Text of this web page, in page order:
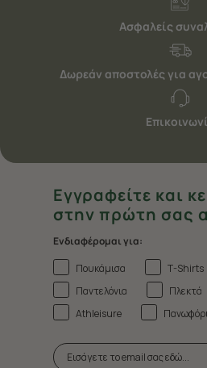
Ασφαλείς
Δωρεάν αποστολές για
Εγγραφείτε και
στην πρώτη σας
Ενδιαφέρομαι για:
Πουκάμισα
T-Shirts
Παντελόνια
Πλεκτά
Athleisure